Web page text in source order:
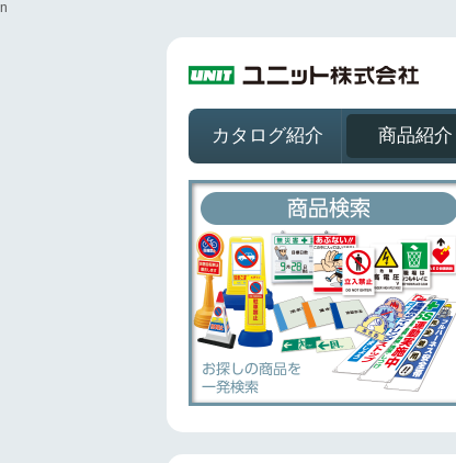
n
カタログ紹介 商品紹介